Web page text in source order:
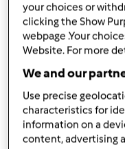
2cucchiaini
3cucchiaiolio
1cucchiaisale
440g acqua
farcitura
1bottigliasalsa
1kgmozzarelle
per la cottura
your choices or
clicking the Show
webpage .Your
Website. For more
We and our
Use precise
characteristics for
information on a
content, advertising